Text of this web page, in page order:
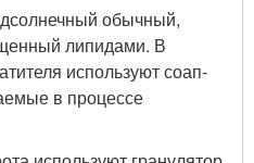
обычный,
липидами. В
используют соап-
в процессе